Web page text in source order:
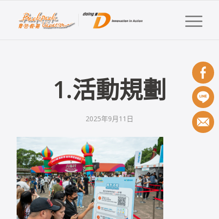
1.活動規劃
2025年9月11日